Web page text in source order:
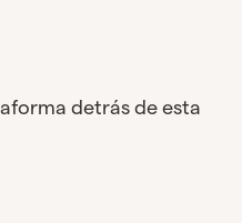
detrás de esta